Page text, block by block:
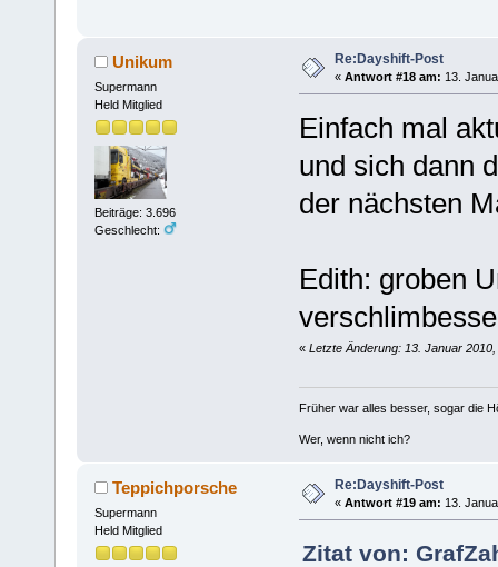
Unikum
Supermann
Held Mitglied
Beiträge: 3.696
Geschlecht:
Re:Dayshift-Post
« Antwort #18 am: 13.
Einfach mal
und sich dann
der nächsten
Edith: groben
« Letzte Änderung: 13. Januar
Früher war alles besser, sogar die
Wer, wenn nicht ich?
Teppichporsche
Supermann
Held Mitglied
Re:Dayshift-Post
« Antwort #19 am: 13.
Zitat von: